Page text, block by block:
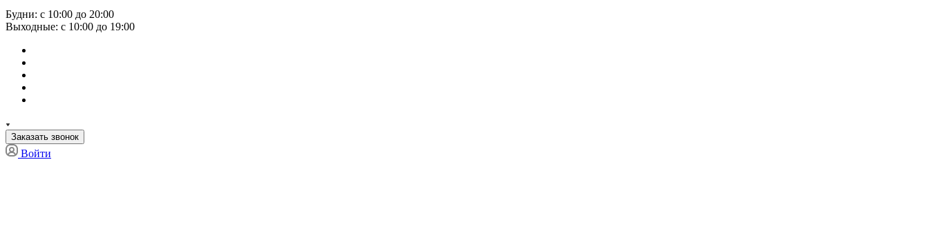
Будни: с 10:00 до 20:00
Выходные: с 10:00 до 19:00
Заказать звонок
Войти